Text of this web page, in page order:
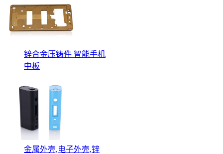
锌合金压铸件 智能手机
中板
金属外壳,电子外壳,锌